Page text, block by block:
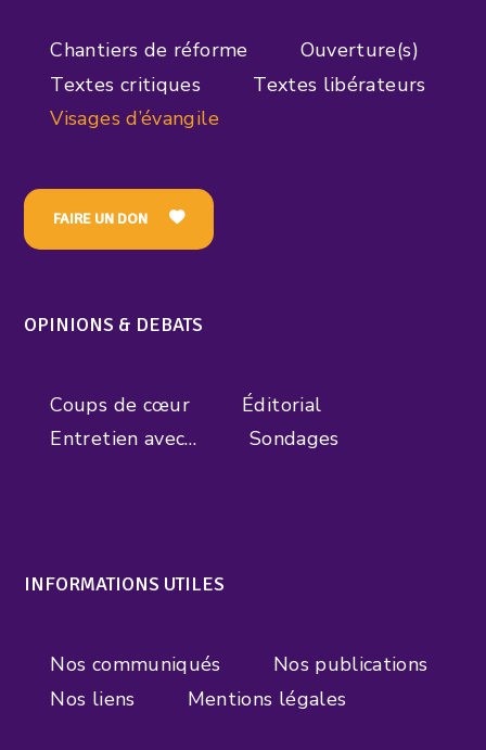
Chantiers de réforme
Ouverture(s)
Textes critiques
Textes libérateurs
Visages d’évangile
FAIRE UN DON
OPINIONS & DEBATS
Coups de cœur
Éditorial
Entretien avec…
Sondages
INFORMATIONS UTILES
Nos communiqués
Nos publications
Nos liens
Mentions légales